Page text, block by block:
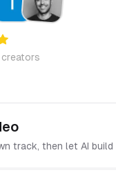
track, then let AI